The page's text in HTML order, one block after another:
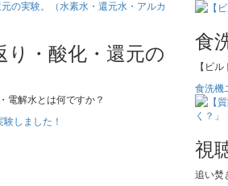
り・酸化・還元の
電解水とは何ですか？
しました！
食
【ビ
食洗機
視
追い焚